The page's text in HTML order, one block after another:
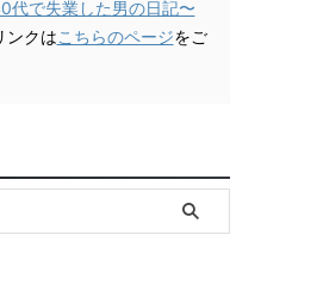
代で失業した男の日記〜
ンクはこちらのページをご